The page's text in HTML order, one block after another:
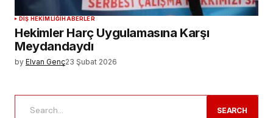
DIŞ HEKIMLIĞIHABERLER
Hekimler Harç Uygulamasına Karşı
Meydandaydı
by Elvan Genç23 Şubat 2026
SEARCH